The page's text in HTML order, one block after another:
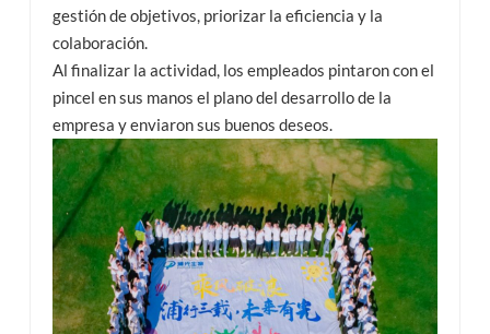
gestión de objetivos, priorizar la eficiencia y la
colaboración.
Al finalizar la actividad, los empleados pintaron con el
pincel en sus manos el plano del desarrollo de la
empresa y enviaron sus buenos deseos.